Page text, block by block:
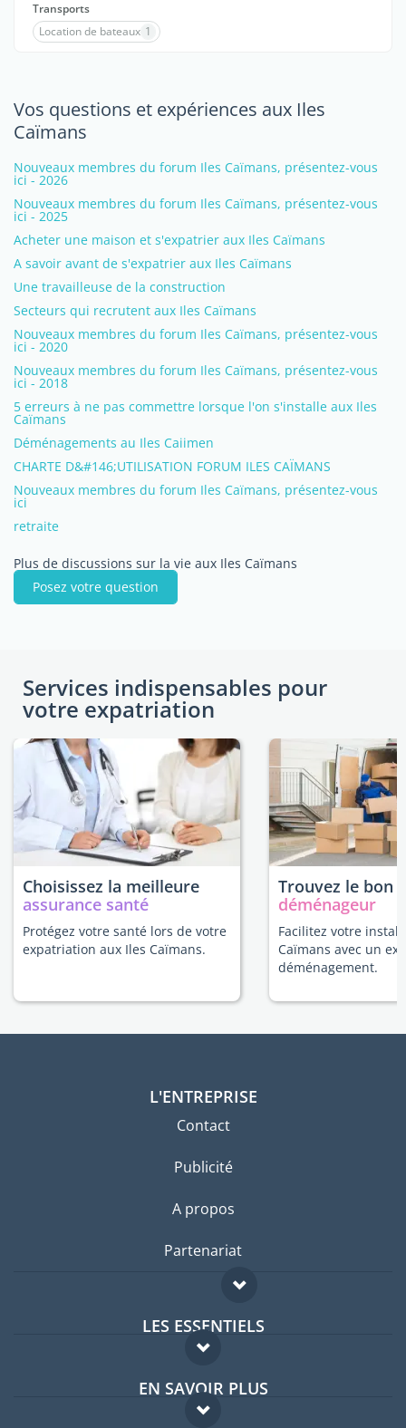
Transports
Location de bateaux 1
Vos questions et expériences aux Iles
Caïmans
Nouveaux membres du forum Iles Caïmans, présentez-vous
ici - 2026
Nouveaux membres du forum Iles Caïmans, présentez-vous
ici - 2025
Acheter une maison et s'expatrier aux Iles Caïmans
A savoir avant de s'expatrier aux Iles Caïmans
Une travailleuse de la construction
Secteurs qui recrutent aux Iles Caïmans
Nouveaux membres du forum Iles Caïmans, présentez-vous
ici - 2020
Nouveaux membres du forum Iles Caïmans, présentez-vous
ici - 2018
5 erreurs à ne pas commettre lorsque l'on s'installe aux Iles
Caïmans
Déménagements au Iles Caiimen
CHARTE D&#146;UTILISATION FORUM ILES CAÏMANS
Nouveaux membres du forum Iles Caïmans, présentez-vous
ici
retraite
Plus de discussions sur la vie aux Iles Caïmans
Posez votre question
Services indispensables pour
votre expatriation
Choisissez la meilleure
assurance santé
Protégez votre santé lors de votre
expatriation aux Iles Caïmans.
Trouvez le bon
déménageur
Facilitez votre
Caïmans avec un
déménagement.
L'ENTREPRISE
Contact
Publicité
A propos
Partenariat
LES ESSENTIELS
Forum expatriés
Guides pays
EN SAVOIR PLUS
FAQ